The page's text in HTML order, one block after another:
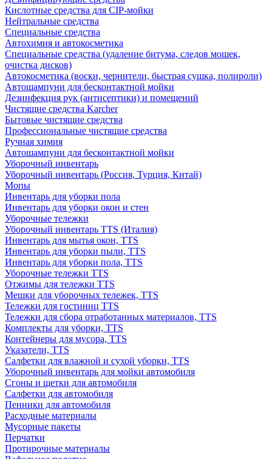
Кислотные средства для CIP-мойки
Нейтральные средства
Специальные средства
Автохимия и автокосметика
Специальные средства (удаление битума, следов мошек,
очистка дисков)
Автокосметика (воски, чернители, быстрая сушка, полироли)
Автошампуни для бесконтактной мойки
Дезинфекция рук (антисептики) и помещений
Чистящие средства Karcher
Бытовые чистящие средства
Профессиональные чистящие средства
Ручная химия
Автошампуни для бесконтактной мойки
Уборочный инвентарь
Уборочный инвентарь (Россия, Турция, Китай)
Мопы
Инвентарь для уборки пола
Инвентарь для уборки окон и стен
Уборочные тележки
Уборочный инвентарь TTS (Италия)
Инвентарь для мытья окон, TTS
Инвентарь для уборки пыли, TTS
Инвентарь для уборки пола, TTS
Уборочные тележки TTS
Отжимы для тележки TTS
Мешки для уборочных тележек, TTS
Тележки для гостиниц TTS
Тележки для сбора отработанных материалов, TTS
Комплекты для уборки, TTS
Контейнеры для мусора, TTS
Указатели, TTS
Салфетки для влажной и сухой уборки, TTS
Уборочный инвентарь для мойки автомобиля
Сгоны и щетки для автомобиля
Салфетки для автомобиля
Пенники для автомобиля
Расходные материалы
Мусорные пакеты
Перчатки
Протирочные материалы